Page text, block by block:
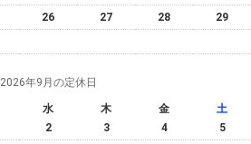
26 27 28
29
2026年9月の定休日
水 木 金
土
2 3 4 5